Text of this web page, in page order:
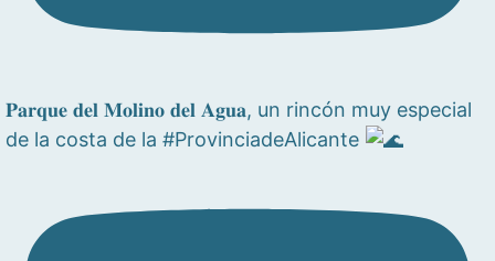
𝐏𝐚𝐫𝐪𝐮𝐞 𝐝𝐞𝐥 𝐌𝐨𝐥𝐢𝐧𝐨 𝐝𝐞𝐥 𝐀𝐠𝐮𝐚, un rincón muy especial
de la costa de la #ProvinciadeAlicante